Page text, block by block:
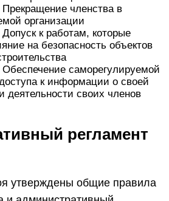
членства в
организации
к работам, которые
на безопасность объектов
саморегулируемой
к информации о своей
деятельности своих членов
регламент
утверждены общие правила